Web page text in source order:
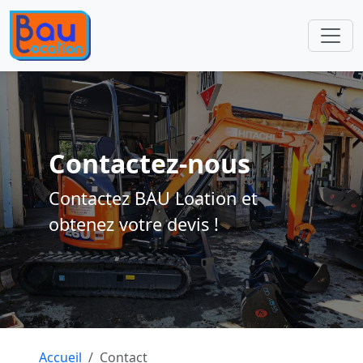
Contactez-nous
Contactez BAU Loation et
obtenez votre devis !
Accueil Contact